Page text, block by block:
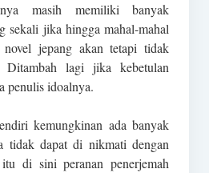
masih memiliki banyak
sekali jika hingga mahal-mahal
jepang akan tetapi tidak
Ditambah lagi jika kebetulan
penulis idoalnya.
kemungkinan ada banyak
tidak dapat di nikmati dengan
di sini peranan penerjemah